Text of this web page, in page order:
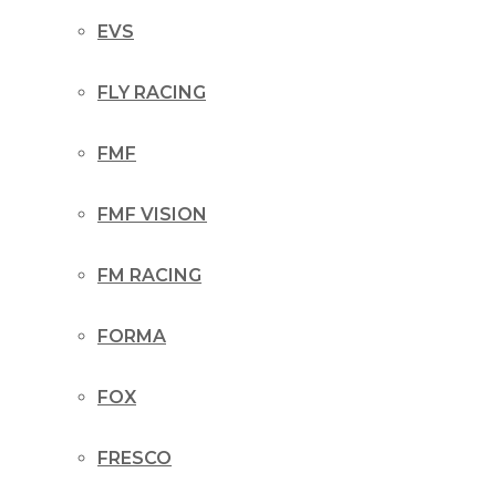
EVS
FLY RACING
FMF
FMF VISION
FM RACING
FORMA
FOX
FRESCO